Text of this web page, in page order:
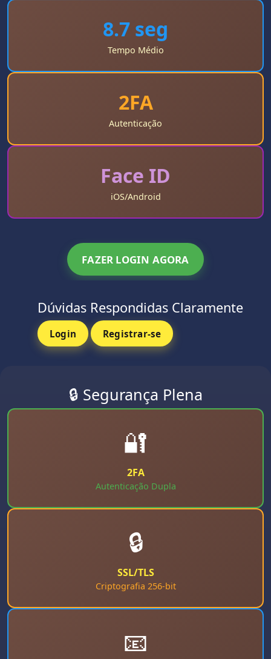
8.7 seg
Tempo Médio
2FA
Autenticação
Face ID
iOS/Android
FAZER LOGIN AGORA
Dúvidas Respondidas Claramente
Login Registrar-se
🔒 Segurança Plena
🔐
2FA
Autenticação Dupla
🔒
SSL/TLS
Criptografia 256-bit
📧